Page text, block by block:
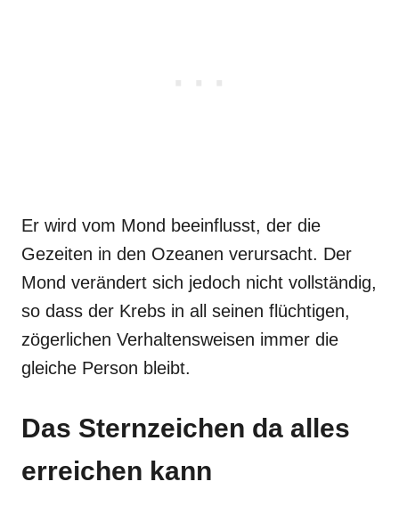
Er wird vom Mond beeinflusst, der die
Gezeiten in den Ozeanen verursacht. Der
Mond verändert sich jedoch nicht vollständig,
so dass der Krebs in all seinen flüchtigen,
zögerlichen Verhaltensweisen immer die
gleiche Person bleibt.
Das Sternzeichen da alles
erreichen kann